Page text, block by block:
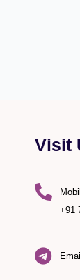
Visit
+91